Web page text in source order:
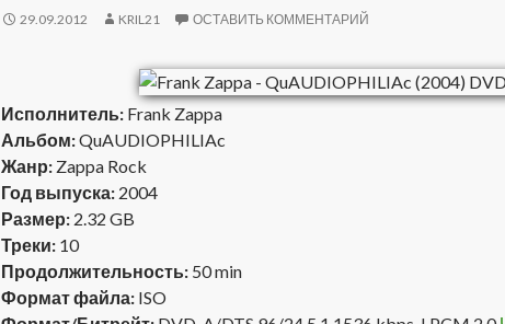
29.09.2012 KRIL21 ОСТАВИТЬ КОММЕНТАРИЙ
Исполнитель: Frank Zappa
Альбом:QuAUDIOPHILIAc
Жанр: Zappa Rock
Год выпуска: 2004
Размер: 2.32 GB
Треки: 10
Продолжительность: 50 min
Формат файла: ISO